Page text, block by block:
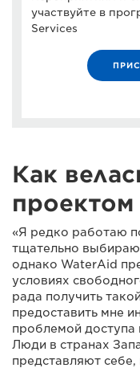
участвуйте в
Services
Как
«Я редко работаю
тщательно
однако WaterAid
условиях
рада получить
предоставить мне
проблемой доступа
Люди в странах
представляют себе,